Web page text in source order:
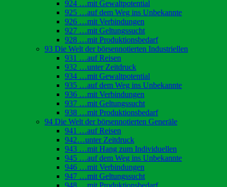
924 …mit Gewaltpotential
925 …auf dem Weg ins Unbekannte
926 …mit Verbindungen
927 …mit Geltungssucht
928 …mit Produktionsbedarf
93 Die Welt der börsennotierten Industriellen
931 …auf Reisen
932 …unter Zeitdruck
934 …mit Gewaltpotential
935 …auf dem Weg ins Unbekannte
936 …mit Verbindungen
937 …mit Geltungssucht
938 …mit Produktionsbedarf
94 Die Welt der börsennotierten Generäle
941 …auf Reisen
942…unter Zeitdruck
943 …mit Hang zum Individuellen
945 …auf dem Weg ins Unbekannte
946 …mit Verbindungen
947 …mit Geltungssucht